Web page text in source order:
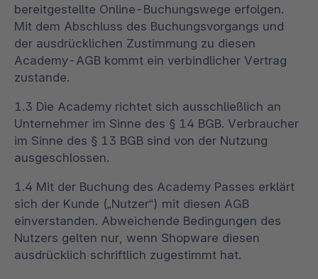
bereitgestellte Online-Buchungswege erfolgen.
Mit dem Abschluss des Buchungsvorgangs und
der ausdrücklichen Zustimmung zu diesen
Academy-AGB kommt ein verbindlicher Vertrag
zustande.
1.3 Die Academy richtet sich ausschließlich an
Unternehmer im Sinne des § 14 BGB. Verbraucher
im Sinne des § 13 BGB sind von der Nutzung
ausgeschlossen.
1.4 Mit der Buchung des Academy Passes erklärt
sich der Kunde („Nutzer“) mit diesen AGB
einverstanden. Abweichende Bedingungen des
Nutzers gelten nur, wenn Shopware diesen
ausdrücklich schriftlich zugestimmt hat.